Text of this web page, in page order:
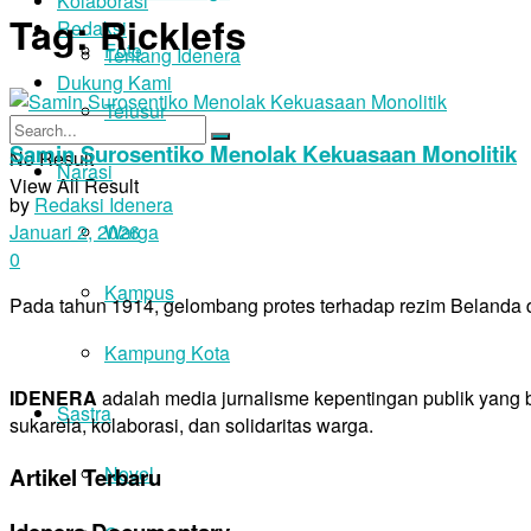
Redaksi
Tentang Idenera
Dukung Kami
No Result
View All Result
Foto
Telusur
Narasi
Warga
Kampus
Kampung Kota
Sastra
Novel
Tag:Ricklefs
Samin Surosentiko Menolak Kekuasaan Monolitik
by Redaksi Idenera
Januari 2, 2026
0
Pada tahun 1914, gelombang protes terhadap rezim
IDENERA adalah media jurnalisme kepentingan publik
sukarela, kolaborasi, dan solidaritas warga.
Artikel Terbaru